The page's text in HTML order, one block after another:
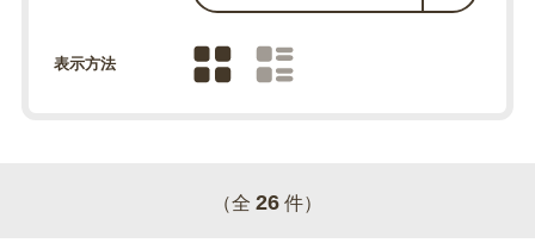
表示方法
（全 26 件）